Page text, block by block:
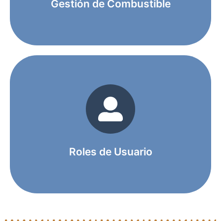
Gestión de Combustible
Roles de Usuario
Conductores y administradores.